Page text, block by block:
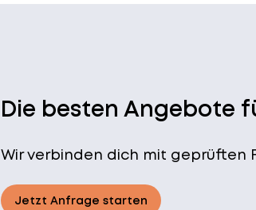
Die besten Angebote
Wir verbinden dich mit geprüften
Jetzt Anfrage starten